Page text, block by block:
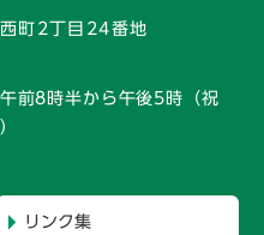
町2丁目24番地
前8時半から午後5時 （祝
リンク集